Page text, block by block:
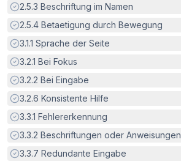
Erfüllt:
2.5.3 Beschriftung im Namen
Erfüllt:
2.5.4 Betaetigung durch Bewegung
Erfüllt:
3.1.1 Sprache der Seite
Erfüllt:
3.2.1 Bei Fokus
Erfüllt:
3.2.2 Bei Eingabe
Erfüllt:
3.2.6 Konsistente Hilfe
Erfüllt:
3.3.1 Fehlererkennung
Erfüllt:
3.3.2 Beschriftungen oder Anweisungen
Erfüllt:
3.3.7 Redundante Eingabe